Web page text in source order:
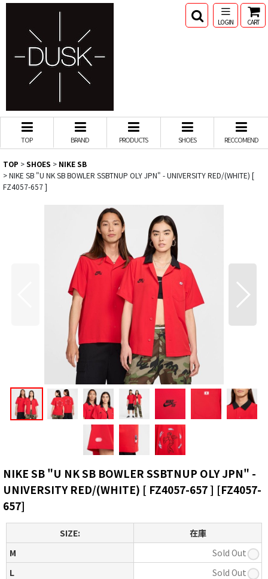
LOGIN CART
TOP BRAND PRODUCTS SHOES RECCOMEND
TOP >SHOES > NIKE SB
>NIKE SB "U NK SB BOWLER SSBTNUP OLY JPN" - UNIVERSITY RED/(WHITE) [
FZ4057-657 ]
NIKE SB "U NK SB BOWLER SSBTNUP OLY JPN" -
UNIVERSITY RED/(WHITE) [ FZ4057-657 ] [FZ4057-
657]
SIZE:
在庫
M
Sold Out
L
Sold Out